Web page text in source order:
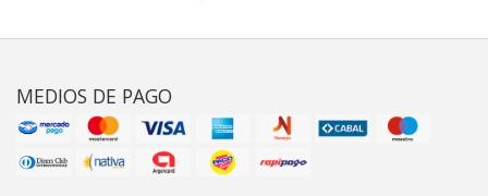
MEDIOS DE PAGO